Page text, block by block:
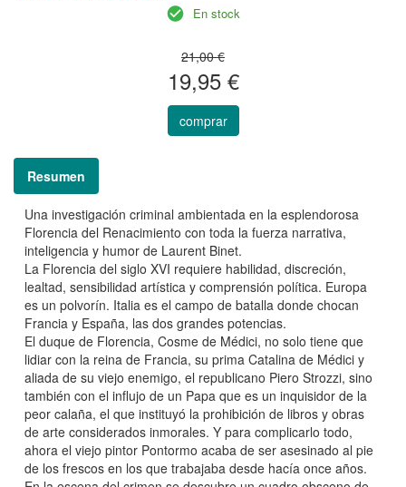
En stock
21,00 €
19,95 €
comprar
Resumen
Una investigación criminal ambientada en la esplendorosa
Florencia del Renacimiento con toda la fuerza narrativa,
inteligencia y humor de Laurent Binet.
La Florencia del siglo XVI requiere habilidad, discreción,
lealtad, sensibilidad artística y comprensión política. Europa
es un polvorín. Italia es el campo de batalla donde chocan
Francia y España, las dos grandes potencias.
El duque de Florencia, Cosme de Médici, no solo tiene que
lidiar con la reina de Francia, su prima Catalina de Médici y
aliada de su viejo enemigo, el republicano Piero Strozzi, sino
también con el influjo de un Papa que es un inquisidor de la
peor calaña, el que instituyó la prohibición de libros y obras
de arte considerados inmorales. Y para complicarlo todo,
ahora el viejo pintor Pontormo acaba de ser asesinado al pie
de los frescos en los que trabajaba desde hacía once años.